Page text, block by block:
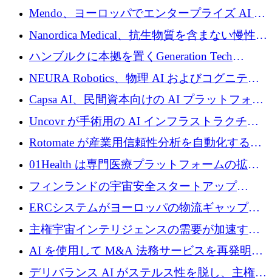
するために 55 万ユーロを調達
Mendo、ヨーロッパでエンタープライズ AI 導
入を拡大するために 1,200 万ユーロを確保
Nanordica Medical、抗生物質を含まない慢性創
傷治療薬を市場に投入するために 160 万ユー
ロを調達
ハンブルクに本拠を置くGeneration Tech
Partnersが5,000万ユーロのAIロールアップファ
NEURA Robotics、物理 AI およびコグニティ
ブ ロボティクス プラットフォームを拡張する
ためにシリーズ C で最大 14 億ドルを確保
Capsa AI、民間資本向けの AI プラットフォー
ムを拡大するために 1,800 万ドルを調達
Uncovr が手術用の AI インフラストラクチャ
を構築するために 700 万ドルを調達
Rotomate が産業用信頼性分析を自動化するた
めに 210 万ユーロを調達
01Health は専門医療プラットフォームの拡大
に 1,500 万ドルを確保
フィンランドの宇宙安全スタートアップ
Aavuus が、スペースデブリ追跡に取り組むプ
レシード資金を獲得
ERCシステムがヨーロッパの物流ギャップを
埋めるために設計された重量物運搬用eVTOL
であるVictorを発表
主権宇宙インテリジェンスの需要が加速する
中、ICEYEは評価額100億ユーロ以上で4億
AI を使用して M&A 法務サービスを再発明す
るために 110 万ユーロを適切に確保
デリバランス AI がステルス性を脱し、主権の